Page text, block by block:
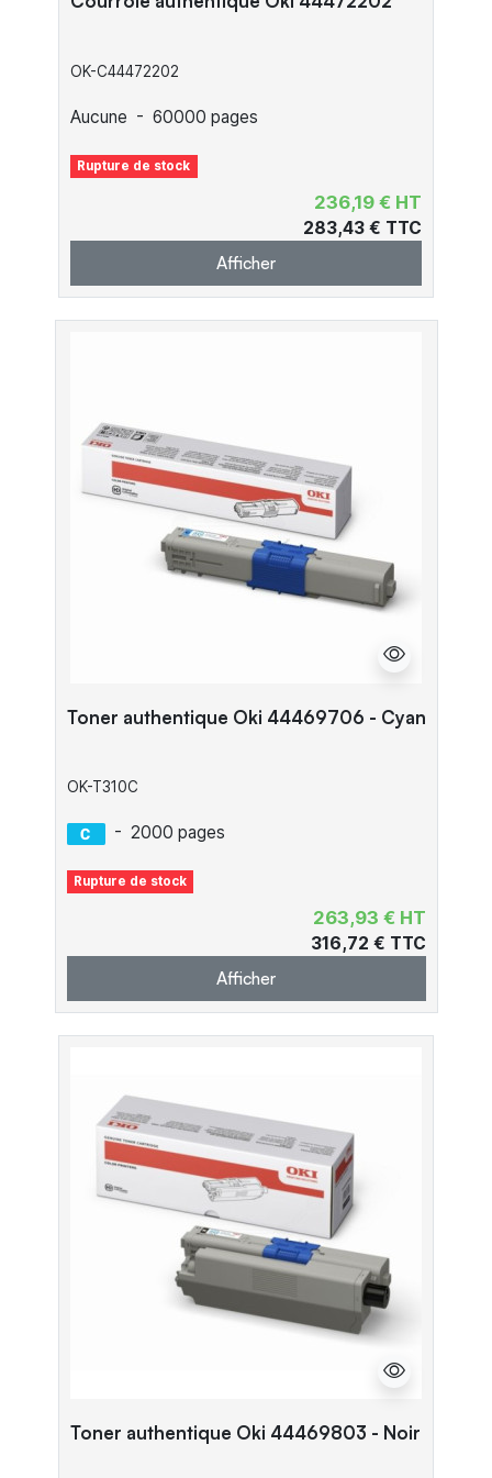
OK-C44472202
Aucune - 60000 pages
Rupture de stock
236,19 € HT
283,43 € TTC
Afficher
Toner authentique Oki 44469706 - Cyan
OK-T310C
- 2000 pages
Rupture de stock
263,93 € HT
316,72 € TTC
Afficher
Toner authentique Oki 44469803 - Noir